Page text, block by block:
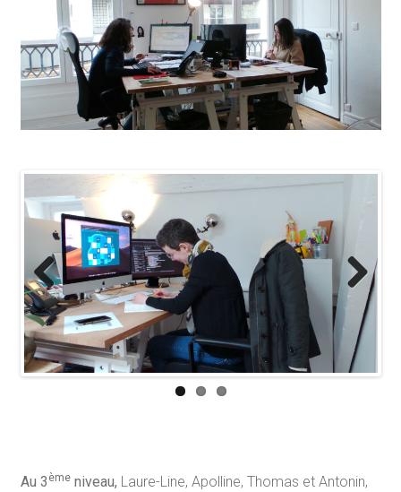
Previous Next
Au 3 èmeniveau, Laure-Line, Apolline, Thomas et Antonin,